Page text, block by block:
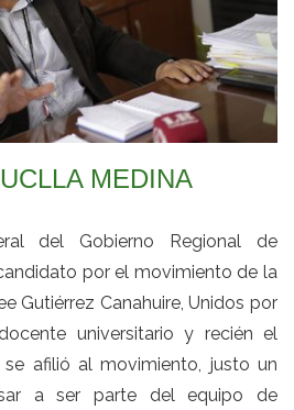
MEDINA
del Gobierno Regional de
por el movimiento de la
Gutiérrez Canahuire, Unidos por
universitario y recién el
afilió al movimiento, justo un
a ser parte del equipo de